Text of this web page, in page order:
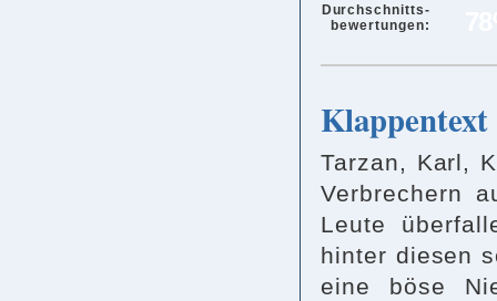
Durchschnitts-
bewertungen:
Klappentext
Tarzan, Karl,
Verbrechern
Leute
hinter diesen
eine böse